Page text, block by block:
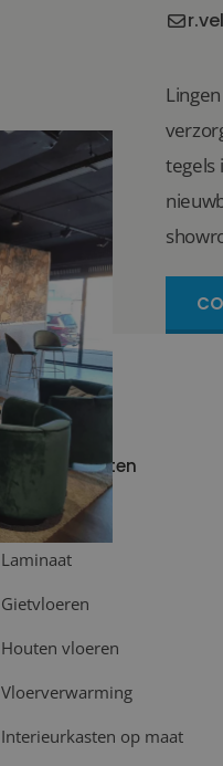
tegels
Meer producten
Plinten
Laminaat
Gietvloeren
Houten vloeren
Vloerverwarming
Interieurkasten op maat